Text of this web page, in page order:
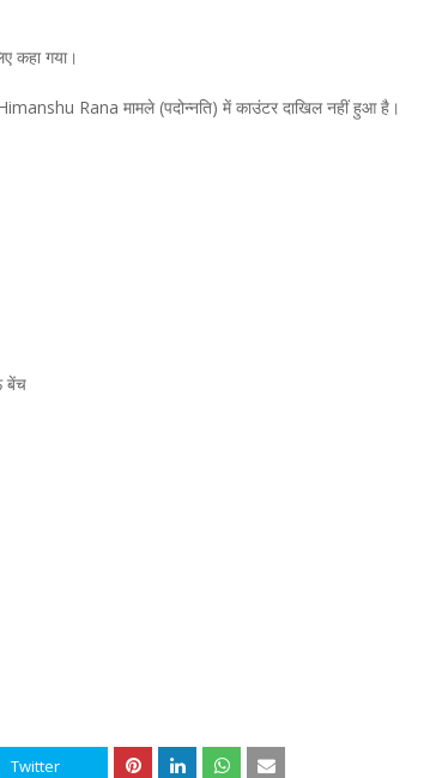
कहा गया।
Rana मामले (पदोन्नति) में काउंटर दाखिल नहीं हुआ है।
बेंच
Twitter